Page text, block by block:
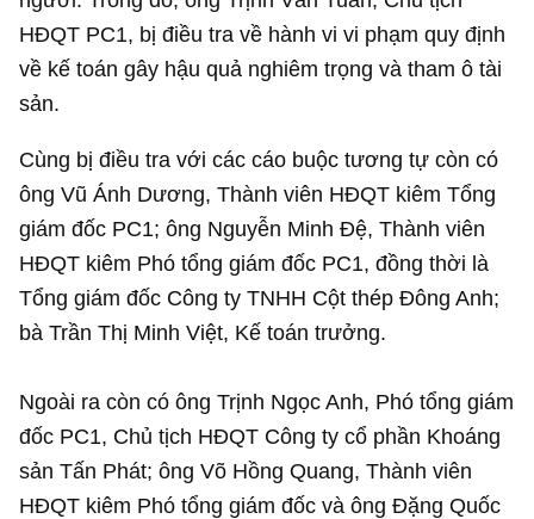
HĐQT PC1, bị điều tra về hành vi vi phạm quy định
về kế toán gây hậu quả nghiêm trọng và tham ô tài
sản.
Cùng bị điều tra với các cáo buộc tương tự còn có
ông Vũ Ánh Dương, Thành viên HĐQT kiêm Tổng
giám đốc PC1; ông Nguyễn Minh Đệ, Thành viên
HĐQT kiêm Phó tổng giám đốc PC1, đồng thời là
Tổng giám đốc Công ty TNHH Cột thép Đông Anh;
bà Trần Thị Minh Việt, Kế toán trưởng.
Ngoài ra còn có ông Trịnh Ngọc Anh, Phó tổng giám
đốc PC1, Chủ tịch HĐQT Công ty cổ phần Khoáng
sản Tấn Phát; ông Võ Hồng Quang, Thành viên
HĐQT kiêm Phó tổng giám đốc và ông Đặng Quốc